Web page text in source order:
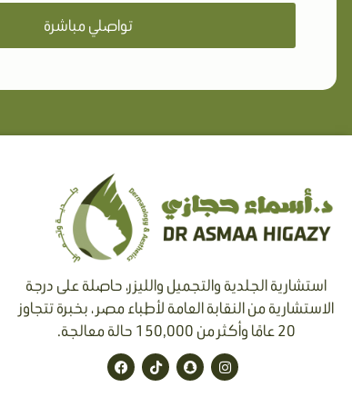
تواصلي مباشرة
استشارية الجلدية والتجميل والليزر، حاصلة على درجة
الاستشارية من النقابة العامة لأطباء مصر ، بخبرة تتجاوز
20 عامًا وأكثر من 150,000 حالة معالجة.
I
n
s
S
n
a
T
i
k
F
a
c